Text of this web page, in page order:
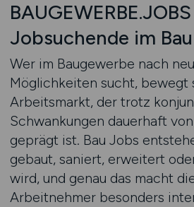
Jobsuchende im Bau
Wer im Baugewerbe nach
Möglichkeiten sucht, bewegt
Arbeitsmarkt, der trotz
Schwankungen dauerhaft
geprägt ist. Bau Jobs
gebaut, saniert, erweitert
wird, und genau das macht
Arbeitnehmer besonders